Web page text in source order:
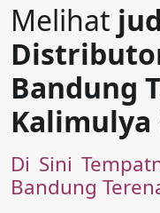
Melihat
Bandung
Kalimulya
Di Sini
Bandung